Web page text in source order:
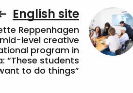
English site
Reppenhagen
level creative
program in
“These students
to do things”